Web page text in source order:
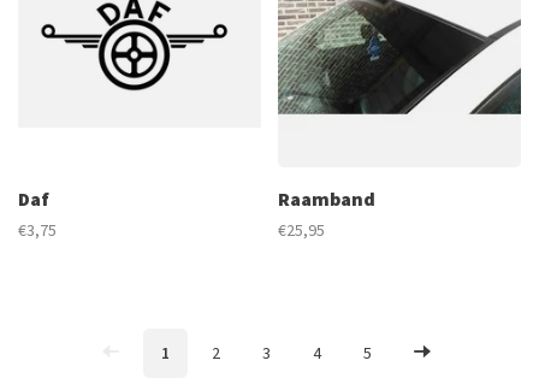
Daf
€3,75
Raamband
€25,95
1 2 3 4 5